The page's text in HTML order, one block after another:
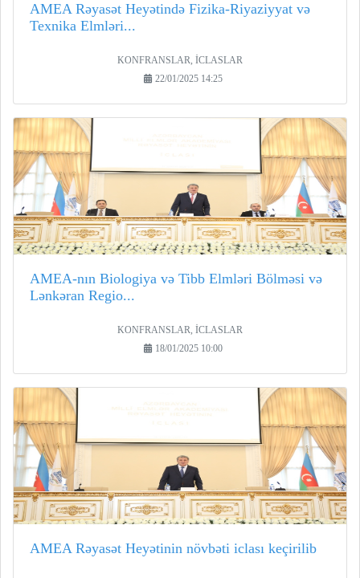
AMEA Rəyasət Heyətində Fizika-Riyaziyyat və
Texnika Elmləri...
KONFRANSLAR, İCLASLAR
22/01/2025 14:25
AMEA-nın Biologiya və Tibb Elmləri Bölməsi və
Lənkəran Regio...
KONFRANSLAR, İCLASLAR
18/01/2025 10:00
AMEA Rəyasət Heyətinin növbəti iclası keçirilib